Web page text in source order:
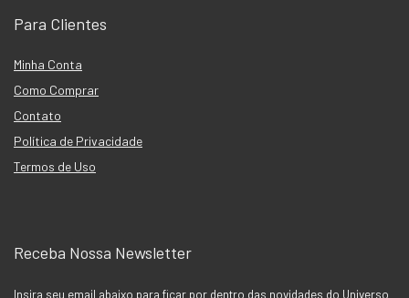
Para Clientes
Minha Conta
Como Comprar
Contato
Política de Privacidade
Termos de Uso
Receba Nossa Newsletter
Insira seu email abaixo para ficar por dentro das novidades do Universo